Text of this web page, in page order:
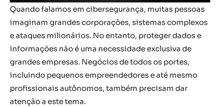
Quando falamos em cibersegurança, muitas pessoas
imaginam grandes corporações, sistemas complexos
e ataques milionários. No entanto, proteger dados e
informações não é uma necessidade exclusiva de
grandes empresas. Negócios de todos os portes,
incluindo pequenos empreendedores e até mesmo
profissionais autônomos, também precisam dar
atenção a este tema.